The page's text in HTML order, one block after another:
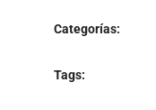
Categorías:
Tags: